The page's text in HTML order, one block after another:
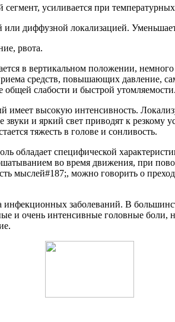
усиливается при
диффузной локализацией.
рвота.
в вертикальном положении,
средств, повышающих давление,
слабости и быстрой утомляемости.
высокую интенсивность.
и яркий свет приводят к
тяжесть в голове и сонливость.
обладает специфической
во время движения, при
мыслей#187;, можно говорить о
заболеваний. В
и очень интенсивные головные боли,